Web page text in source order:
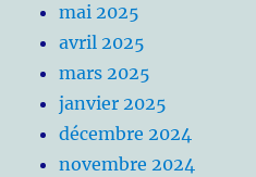
mai 2025
avril 2025
mars 2025
janvier 2025
décembre 2024
novembre 2024